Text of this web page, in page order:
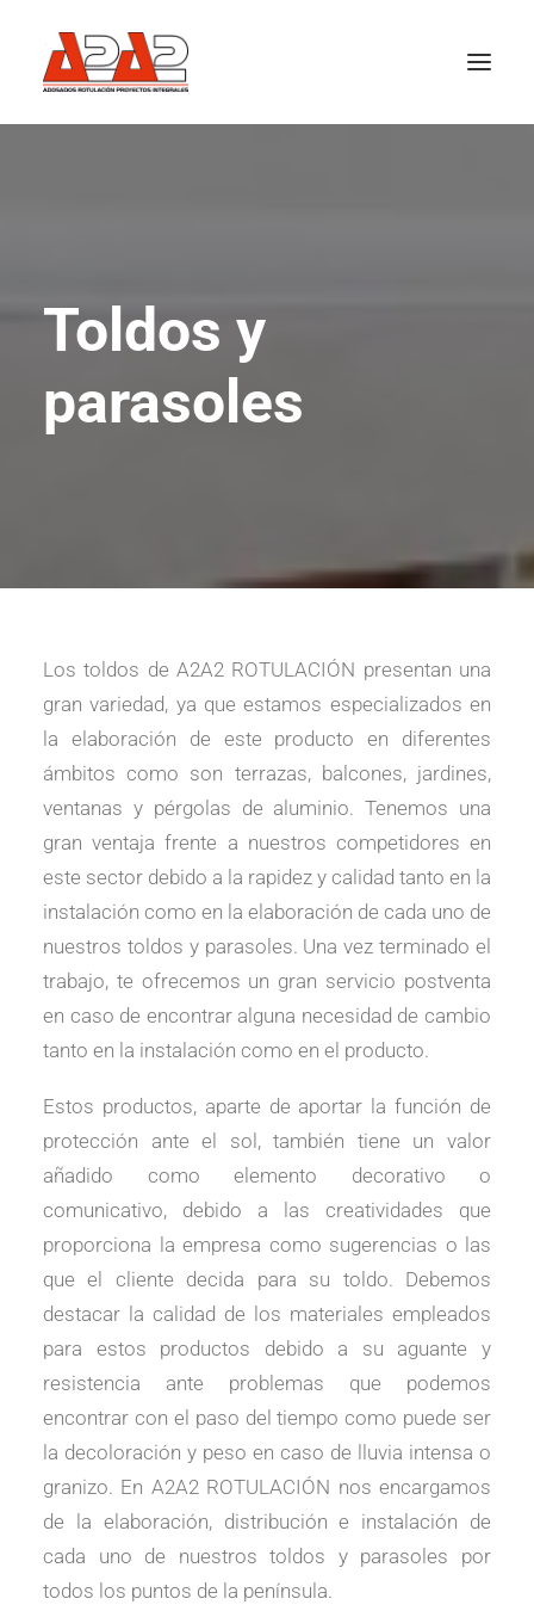
DECORACIÓN DE LOCALES
ESTRUCTURAS METÁLICAS
RÓTULOS
Toldos y
parasoles
Los toldos de A2A2 ROTULACIÓN presentan una
gran variedad, ya que estamos especializados en
la elaboración de este producto en diferentes
ámbitos como son terrazas, balcones, jardines,
ventanas y pérgolas de aluminio. Tenemos una
gran ventaja frente a nuestros competidores en
este sector debido a la rapidez y calidad tanto en la
instalación como en la elaboración de cada uno de
nuestros toldos y parasoles. Una vez terminado el
trabajo, te ofrecemos un gran servicio postventa
en caso de encontrar alguna necesidad de cambio
tanto en la instalación como en el producto.
Estos productos, aparte de aportar la función de
protección ante el sol, también tiene un valor
añadido como elemento decorativo o
comunicativo, debido a las creatividades que
proporciona la empresa como sugerencias o las
que el cliente decida para su toldo. Debemos
destacar la calidad de los materiales empleados
para estos productos debido a su aguante y
resistencia ante problemas que podemos
encontrar con el paso del tiempo como puede ser
la decoloración y peso en caso de lluvia intensa o
granizo. En A2A2 ROTULACIÓN nos encargamos
de la elaboración, distribución e instalación de
cada uno de nuestros toldos y parasoles por
todos los puntos de la península.